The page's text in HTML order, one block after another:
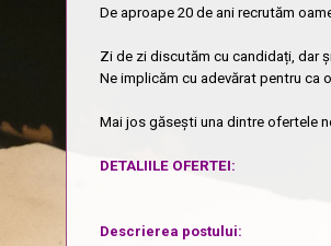
De aproape 20 de ani recrutăm
Zi de zi discutăm cu candidați, dar
Ne implicăm cu adevărat pentru ca
Mai jos găsești una dintre ofertele
DETALIILE OFERTEI:
Descrierea postului: